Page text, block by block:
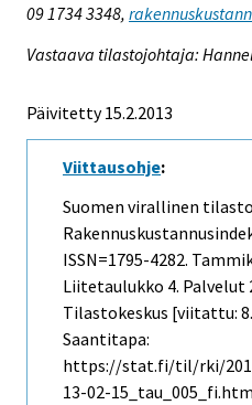
09 1734 3348,
Vastaava tilastojohtaja:
Päivitetty 15.2.2013
Viittausohje:
Suomen virallinen tilasto
ISSN=1795-4282.
Liitetaulukko 4. Palvelut
Tilastokeskus [viitattu:
Saantitapa:
https://stat.fi/til/rki/
13-02-